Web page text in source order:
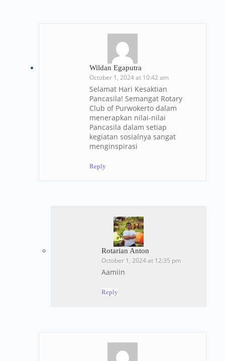
Wildan Egaputra
October 1, 2024 at 10:42 am
Selamat Hari Kesaktian
Pancasila! Semangat Rotary
Club of Purwokerto dalam
menerapkan nilai-nilai
Pancasila dalam setiap
kegiatan sosialnya sangat
menginspirasi
Reply
Rotarian Anton
October 1, 2024 at 12:35 pm
Aamiin
Reply